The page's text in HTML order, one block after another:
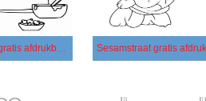
Sesamstraat gratis afdrukbaar simpel